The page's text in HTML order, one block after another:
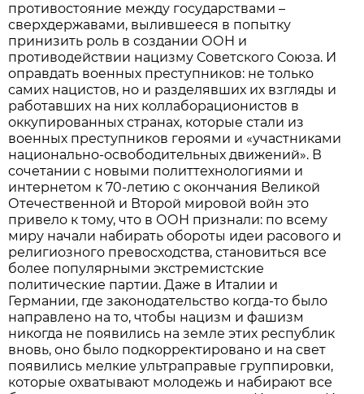
противостояние между государствами –
сверхдержавами, вылившееся в попытку
принизить роль в создании ООН и
противодействии нацизму Советского Союза. И
оправдать военных преступников: не только
самих нацистов, но и разделявших их взгляды и
работавших на них коллаборационистов в
оккупированных странах, которые стали из
военных преступников героями и «участниками
национально-освободительных движений». В
сочетании с новыми политтехнологиями и
интернетом к 70-летию с окончания Великой
Отечественной и Второй мировой войн это
привело к тому, что в ООН признали: по всему
миру начали набирать обороты идеи расового и
религиозного превосходства, становиться все
более популярными экстремистские
политические партии. Даже в Италии и
Германии, где законодательство когда-то было
направлено на то, чтобы нацизм и фашизм
никогда не появились на земле этих республик
вновь, оно было подкорректировано и на свет
появились мелкие ультраправые группировки,
которые охватывают молодежь и набирают все